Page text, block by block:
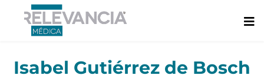
contenido
Isabel Gutiérrez de Bosch